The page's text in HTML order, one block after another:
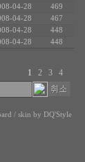
04-28
469
04-28
467
04-28
448
04-28 448
1
2 3 4
/ skin by DQ'Style